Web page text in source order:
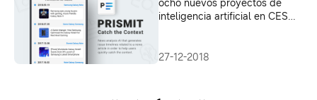
ocho nuevos proyectos de
inteligencia artificial en CES
27-12-2018